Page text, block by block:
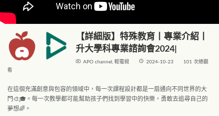
【詳細版】特殊教育丨專業介紹丨
升大學科專業諮詢會2024|
live_tv APO channel , 輕電視 access_time 2024-10-23
101 次總觀
看
在這個充滿創意與包容的領域中，每一次課程設計都是一扇通向不同世界的大
門🎨🎓。每一次教學都可能幫助孩子們找到學習中的快樂，勇敢去追尋自己的
夢想🌈。